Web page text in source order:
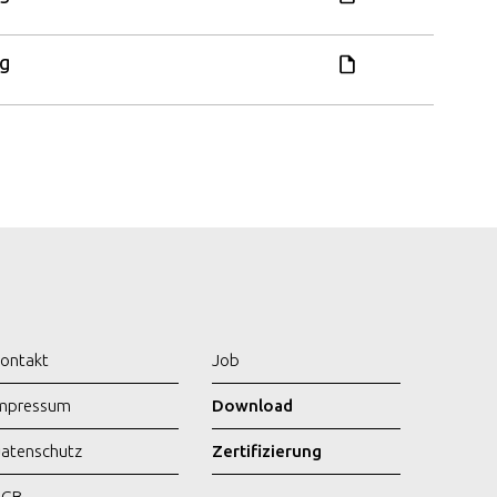
Job
Download
Zertifizierung